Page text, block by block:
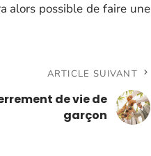
alors possible de faire une
ARTICLE SUIVANT
de vie de
garçon